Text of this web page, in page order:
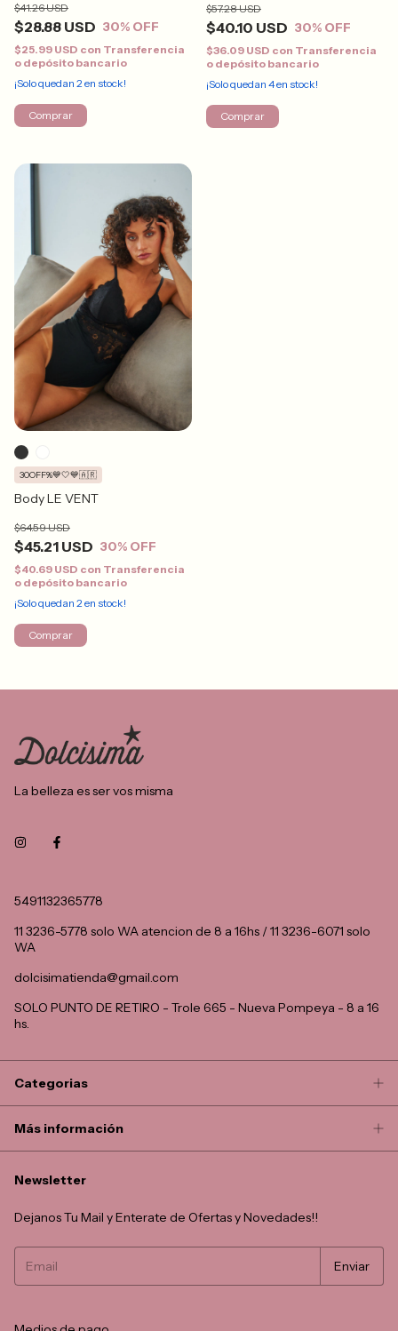
$28.88 USD
$41.26 USD
30% OFF
$25.99 USD con Transferencia
o depósito bancario
¡Solo quedan 2en stock!
Comprar
$40.10 USD
$57.28 USD
30% OFF
$36.09 USD con Transferencia
o depósito bancario
¡Solo quedan 4en stock!
Comprar
Body LE VENT
$45.21 USD
$64.59 USD
30% OFF
30OFF%💙🤍💙🇦🇷
$40.69 USD con Transferencia
o depósito bancario
¡Solo quedan 2 en stock!
Comprar
La belleza es ser vos misma
5491132365778
11 3236-5778 solo WA atencion de 8 a 16hs / 11 3236-6071 solo
WA
dolcisimatienda@gmail.com
SOLO PUNTO DE RETIRO - Trole 665 - Nueva Pompeya - 8 a 16
hs.
Categorias
Más información
Newsletter
Dejanos Tu Mail y Enterate de Ofertas y Novedades!!